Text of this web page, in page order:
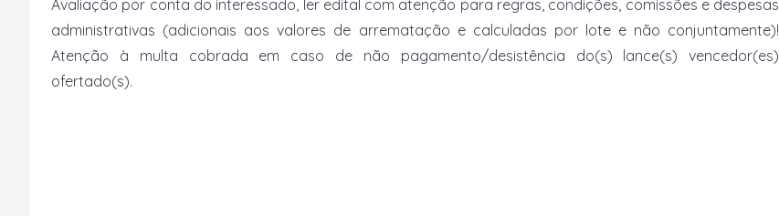
Avaliação por conta do interessado, ler edital com atenção para regras, condições, comissões e despesas
administrativas (adicionais aos valores de arrematação e calculadas por lote e não conjuntamente)!
Atenção à multa cobrada em caso de não pagamento/desistência do(s) lance(s) vencedor(es)
ofertado(s).